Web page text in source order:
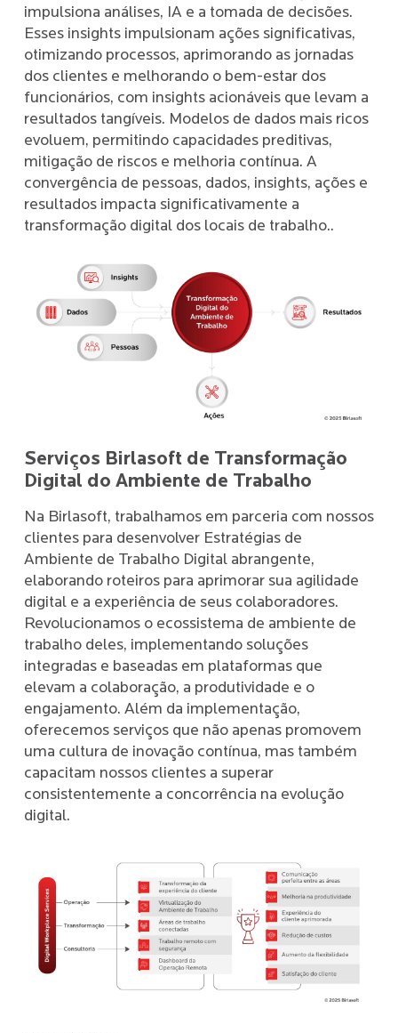
impulsiona análises, IA e a tomada de decisões.
Esses insights impulsionam ações significativas,
otimizando processos, aprimorando as jornadas
dos clientes e melhorando o bem-estar dos
funcionários, com insights acionáveis que levam a
resultados tangíveis. Modelos de dados mais ricos
evoluem, permitindo capacidades preditivas,
mitigação de riscos e melhoria contínua. A
convergência de pessoas, dados, insights, ações e
resultados impacta significativamente a
transformação digital dos locais de trabalho..
Serviços Birlasoft de Transformação
Digital do Ambiente de Trabalho
Na Birlasoft, trabalhamos em parceria com nossos
clientes para desenvolver Estratégias de
Ambiente de Trabalho Digital abrangente,
elaborando roteiros para aprimorar sua agilidade
digital e a experiência de seus colaboradores.
Revolucionamos o ecossistema de ambiente de
trabalho deles, implementando soluções
integradas e baseadas em plataformas que
elevam a colaboração, a produtividade e o
engajamento. Além da implementação,
oferecemos serviços que não apenas promovem
uma cultura de inovação contínua, mas também
capacitam nossos clientes a superar
consistentemente a concorrência na evolução
digital.